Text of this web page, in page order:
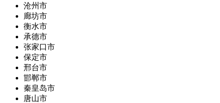
沧州市
廊坊市
衡水市
承德市
张家口市
保定市
邢台市
邯郸市
秦皇岛市
唐山市